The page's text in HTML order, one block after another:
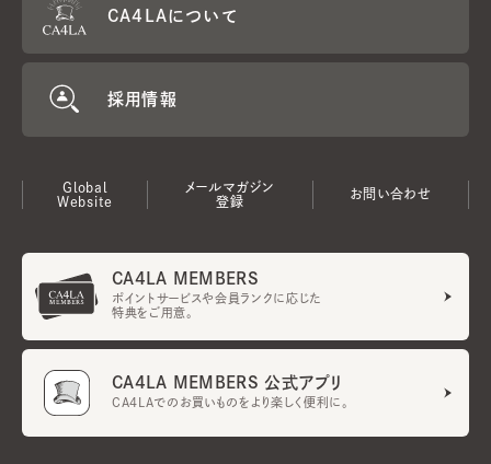
CA4LAについて
採用情報
Global
Website
メールマガジン
登録
お問い合わせ
CA4LA MEMBERS
ポイントサービスや会員ランクに応じた
特典をご用意。
CA4LA MEMBERS 公式アプリ
CA4LAでのお買いものをより楽しく便利に。